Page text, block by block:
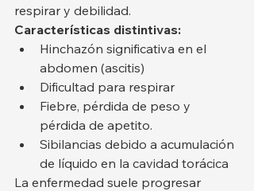
respirar y debilidad.
Características distintivas:
Hinchazón significativa en el
abdomen (ascitis)
Dificultad para respirar
Fiebre, pérdida de peso y
pérdida de apetito.
Sibilancias debido a acumulación
de líquido en la cavidad torácica
La enfermedad suele progresar